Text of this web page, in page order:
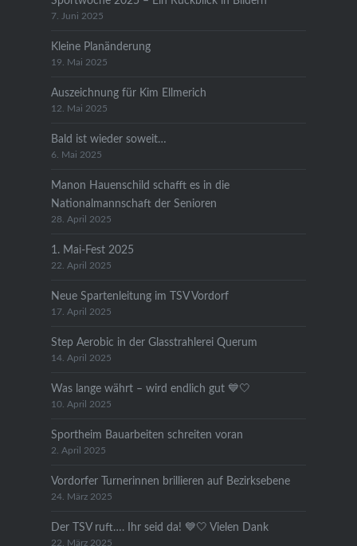
7. Juni 2025
Kleine Planänderung
19. Mai 2025
Auszeichnung für Kim Ellmerich
12. Mai 2025
Bald ist wieder soweit…
6. Mai 2025
Manon Hauenschild schafft es in die
Nationalmannschaft der Senioren
28. April 2025
1. Mai-Fest 2025
22. April 2025
Neue Spartenleitung im TSV Vordorf
17. April 2025
Step Aerobic in der Glasstrahlerei Querum
14. April 2025
Was lange währt – wird endlich gut 💙🤍
10. April 2025
Sportheim Bauarbeiten schreiten voran
2. April 2025
Vordorfer Turnerinnen brillieren auf Bezirksebene
24. März 2025
Der TSV ruft…. Ihr seid da! 💙🤍 Vielen Dank
22. März 2025